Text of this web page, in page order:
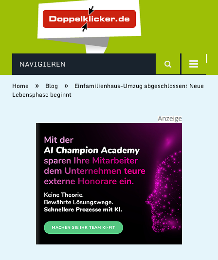
NAVIGIEREN
Home » Blog »
Einfamilienhaus-Umzug abgeschlossen: Neue
Lebensphase beginnt